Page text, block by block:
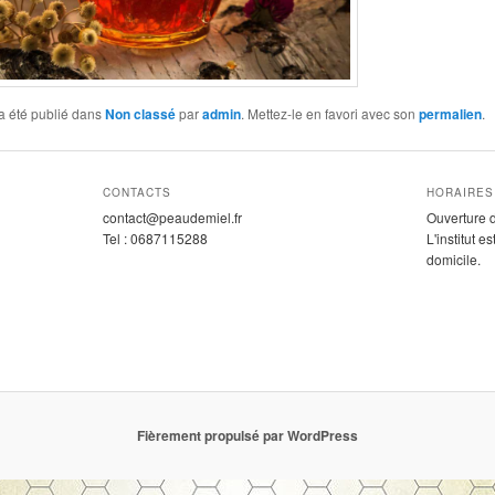
été publié dansNon classéparadmin. Mettez-le en favori avec son permalien.
CONTACTS
contact@peaudemiel.fr
Tel : 0687115288
HORAIRES
Ouverture
L'institut
domicile.
Fièrement propulsé par WordPress